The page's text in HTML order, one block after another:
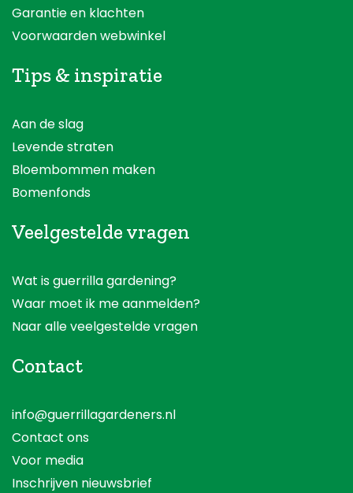
Garantie en klachten
Voorwaarden webwinkel
Tips & inspiratie
Aan de slag
Levende straten
Bloembommen maken
Bomenfonds
Veelgestelde vragen
Wat is guerrilla gardening?
Waar moet ik me aanmelden?
Naar alle veelgestelde vragen
Contact
info@guerrillagardeners.nl
Contact ons
Voor media
Inschrijven nieuwsbrief